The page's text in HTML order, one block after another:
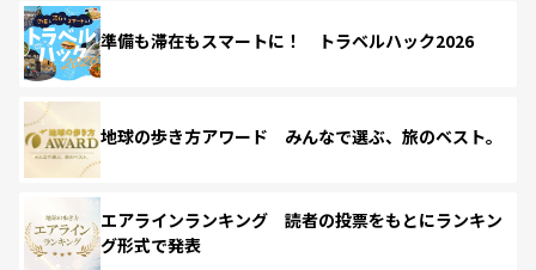
準備も滞在もスマートに！ トラベルハック2026
地球の歩き方アワード みんなで選ぶ、旅のベスト。
エアラインランキング 読者の投票をもとにランキン
グ形式で発表